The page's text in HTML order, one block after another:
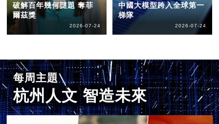
破解百年幾何謎題 奪菲
爾茲獎
2026-07-24
中國大模型跨入全球第一
梯隊
2026-07-24
每周主題
杭州人文 智造未來